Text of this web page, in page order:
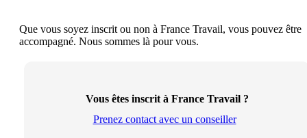
Que vous soyez inscrit ou non à France Travail, vous pouvez être
accompagné. Nous sommes là pour vous.
Vous êtes inscrit à France Travail ?
Prenez contact avec un conseiller